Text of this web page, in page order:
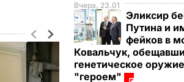
Вчера, 23.01
Эликсир
Путина и
фейков в
Ковальчук,
генетическое
"героем"